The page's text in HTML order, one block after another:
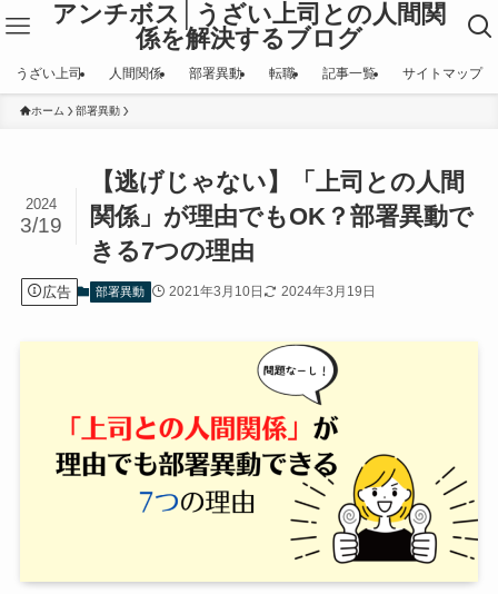
アンチボス│うざい上司との人間関
係を解決するブログ
うざい上司 人間関係 部署異動 転職 記事一覧 サイトマップ
ホーム 部署異動
【逃げじゃない】「上司との人間
関係」が理由でもOK？部署異動で
きる7つの理由
2024
3/19
広告 部署異動 2021年3月10日 2024年3月19日